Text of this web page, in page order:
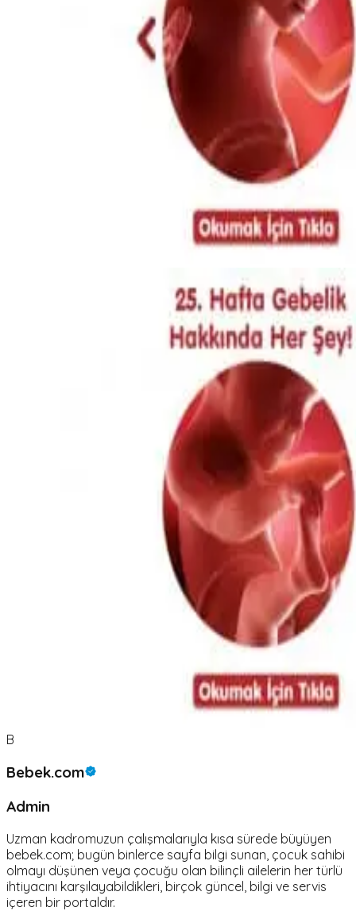
B
Bebek.com
Admin
Uzman kadromuzun çalışmalarıyla kısa sürede büyüyen
bebek.com; bugün binlerce sayfa bilgi sunan, çocuk sahibi
olmayı düşünen veya çocuğu olan bilinçli ailelerin her türlü
ihtiyacını karşılayabildikleri, birçok güncel, bilgi ve servis
içeren bir portaldır.